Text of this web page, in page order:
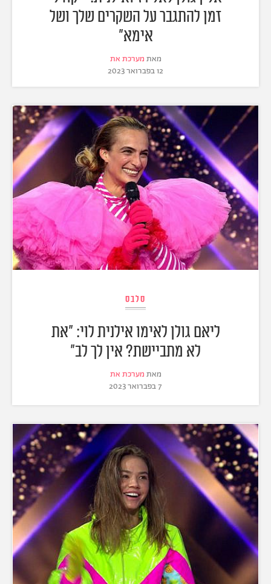
זמן להתגבר על השקרים שלך ושל
אימא"
מאת מערכת את
12 בפברואר 2023
סלבס
ליאם גולן לאימו אילנית לוי: "את
לא מתביישת? אין לך לב"
מאת מערכת את
7 בפברואר 2023